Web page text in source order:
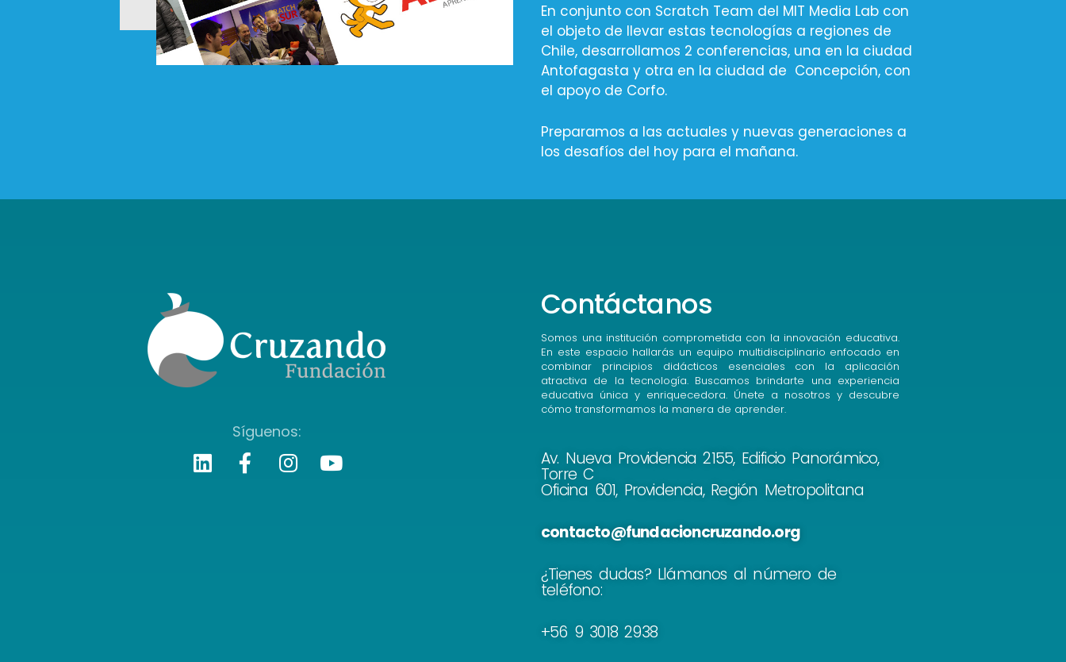
En conjunto con Scratch Team del MIT Media Lab con
el objeto de llevar estas tecnologías a regiones de
Chile, desarrollamos 2 conferencias, una en la ciudad
Antofagasta y otra en la ciudad de Concepción, con
el apoyo de Corfo.
Preparamos a las actuales y nuevas generaciones a
los desafíos del hoy para el mañana.
Síguenos:
Contáctanos
Somos una institución comprometida con la innovación educativa.
En este espacio hallarás un equipo multidisciplinario enfocado en
combinar principios didácticos esenciales con la aplicación
atractiva de la tecnología. Buscamos brindarte una experiencia
educativa única y enriquecedora. Únete a nosotros y descubre
cómo transformamos la manera de aprender.
Av. Nueva Providencia 2155, Edificio Panorámico,
Torre C
Oficina 601, Providencia, Región Metropolitana
contacto@fundacioncruzando.org
¿Tienes dudas? Llámanos al número de
teléfono:
+56 9 3018 2938